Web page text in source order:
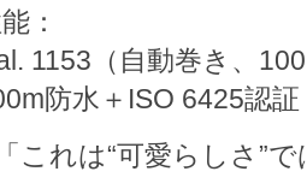
：
1153（自動巻き、
防水＋ISO 6425認証
これは“可愛らしさ”